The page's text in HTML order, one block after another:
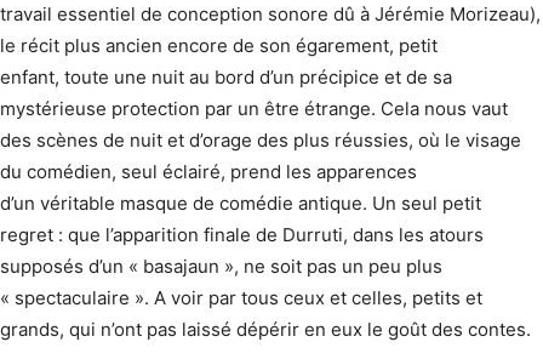
travail essentiel de conception sonore dû à Jérémie Morizeau),
le récit plus ancien encore de son égarement, petit
enfant, toute une nuit au bord d’un précipice et de sa
mystérieuse protection par un être étrange. Cela nous vaut
des scènes de nuit et d’orage des plus réussies, où le visage
du comédien, seul éclairé, prend les apparences
d’un véritable masque de comédie antique. Un seul petit
regret : que l’apparition finale de Durruti, dans les atours
supposés d’un « basajaun », ne soit pas un peu plus
« spectaculaire ». A voir par tous ceux et celles, petits et
grands, qui n’ont pas laissé dépérir en eux le goût des contes.